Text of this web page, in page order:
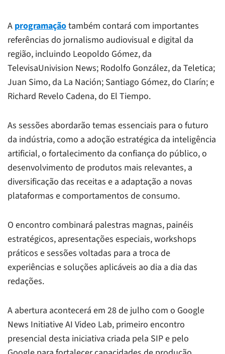
A programaçãotambém contará com importantes
referências do jornalismo audiovisual e digital da
região, incluindo Leopoldo Gómez, da
TelevisaUnivision News; Rodolfo González, da Teletica;
Juan Simo, da La Nación; Santiago Gómez, do Clarín; e
Richard Revelo Cadena, do El Tiempo.
As sessões abordarão temas essenciais para o futuro
da indústria, como a adoção estratégica da inteligência
artificial, o fortalecimento da confiança do público, o
desenvolvimento de produtos mais relevantes, a
diversificação das receitas e a adaptação a novas
plataformas e comportamentos de consumo.
O encontro combinará palestras magnas, painéis
estratégicos, apresentações especiais, workshops
práticos e sessões voltadas para a troca de
experiências e soluções aplicáveis ao dia a dia das
redações.
A abertura acontecerá em 28 de julho com o Google
News Initiative AI Video Lab, primeiro encontro
presencial desta iniciativa criada pela SIP e pelo